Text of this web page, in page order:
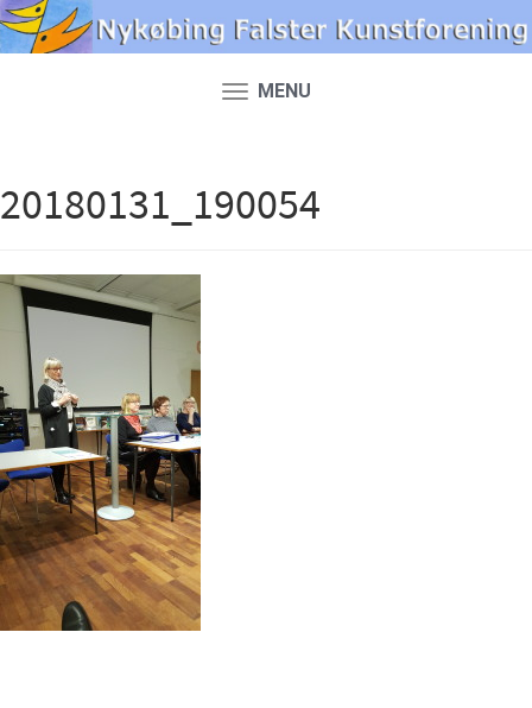
Toggle
MENU
20180131_190054